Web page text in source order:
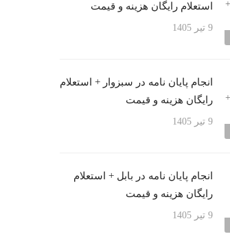
استعلام رایگان هزینه و قیمت
9 تیر 1405
انجام پایان نامه در سبزوار + استعلام
رایگان هزینه و قیمت
9 تیر 1405
انجام پایان نامه در بابل + استعلام
رایگان هزینه و قیمت
9 تیر 1405